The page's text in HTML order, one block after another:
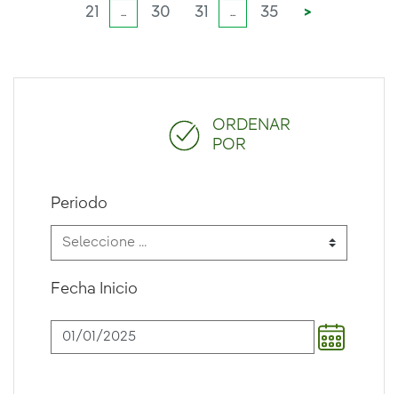
ORDENAR
POR
Fecha Inicio
Periodo
21 ... 30 31 ... 35 >